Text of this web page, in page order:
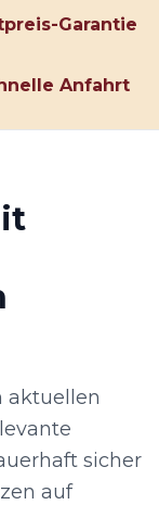
Garantie
Anfahrt
aktuellen
sicher
auf